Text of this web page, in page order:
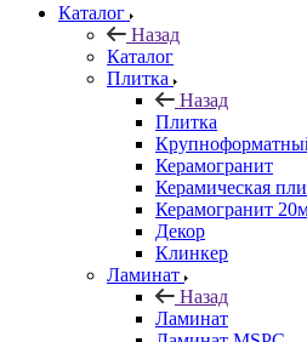
Каталог
Назад
Каталог
Плитка
Назад
Плитка
Керамогранит
Керамическая
Керамогранит
Декор
Клинкер
Ламинат
Назад
Ламинат